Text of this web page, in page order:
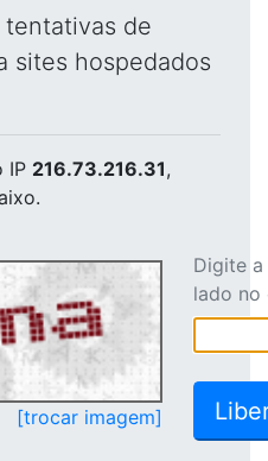
tentativas de
sites hospedados
IP 216.73.216.31,
[trocar imagem]
Digite
lado no